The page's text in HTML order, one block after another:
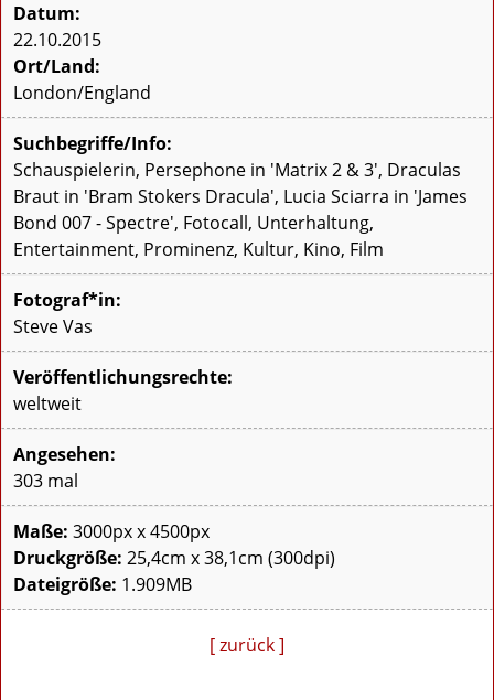
Datum:
22.10.2015
Ort/Land:
London/England
Suchbegriffe/Info:
Schauspielerin, Persephone in 'Matrix 2 & 3', Draculas
Braut in 'Bram Stokers Dracula', Lucia Sciarra in 'James
Bond 007 - Spectre', Fotocall, Unterhaltung,
Entertainment, Prominenz, Kultur, Kino, Film
Fotograf*in:
Steve Vas
Veröffentlichungsrechte:
weltweit
Angesehen:
303 mal
Maße: 3000px x 4500px
Druckgröße: 25,4cm x 38,1cm (300dpi)
Dateigröße: 1.909MB
[ zurück ]